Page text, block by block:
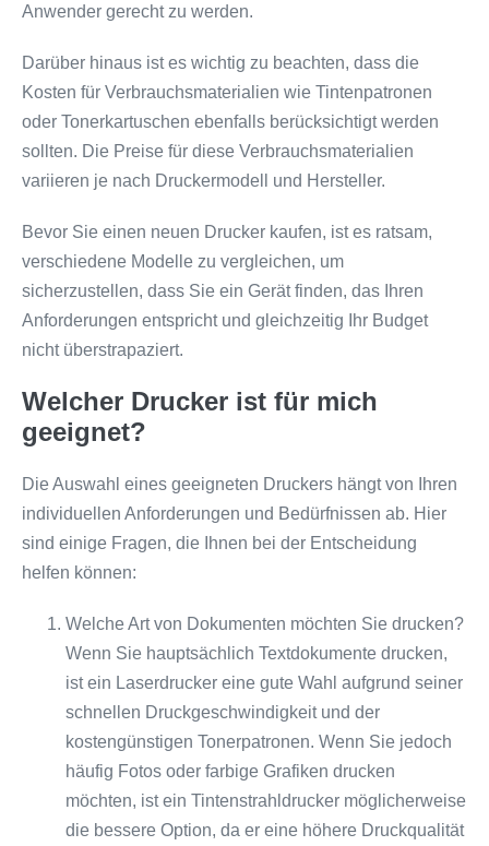
Anwender gerecht zu werden.
Darüber hinaus ist es wichtig zu beachten, dass die
Kosten für Verbrauchsmaterialien wie Tintenpatronen
oder Tonerkartuschen ebenfalls berücksichtigt werden
sollten. Die Preise für diese Verbrauchsmaterialien
variieren je nach Druckermodell und Hersteller.
Bevor Sie einen neuen Drucker kaufen, ist es ratsam,
verschiedene Modelle zu vergleichen, um
sicherzustellen, dass Sie ein Gerät finden, das Ihren
Anforderungen entspricht und gleichzeitig Ihr Budget
nicht überstrapaziert.
Welcher Drucker ist für mich
geeignet?
Die Auswahl eines geeigneten Druckers hängt von Ihren
individuellen Anforderungen und Bedürfnissen ab. Hier
sind einige Fragen, die Ihnen bei der Entscheidung
helfen können:
Welche Art von Dokumenten möchten Sie drucken?
Wenn Sie hauptsächlich Textdokumente drucken,
ist ein Laserdrucker eine gute Wahl aufgrund seiner
schnellen Druckgeschwindigkeit und der
kostengünstigen Tonerpatronen. Wenn Sie jedoch
häufig Fotos oder farbige Grafiken drucken
möchten, ist ein Tintenstrahldrucker möglicherweise
die bessere Option, da er eine höhere Druckqualität